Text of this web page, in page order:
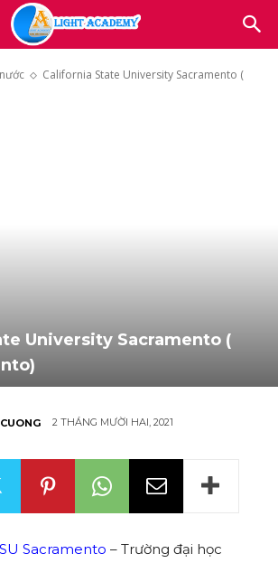
California State University Sacramento (
University Sacramento (
2 THÁNG MƯỜI HAI, 2021
Sacramento – Trường đại học